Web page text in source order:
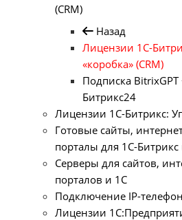
(CRM)
Назад
Лицензии 1С-
«коробка» (CRM)
Подписка
Битрикс24
Лицензии 1С-Битрикс:
Готовые сайты,
порталы для 1С-
Серверы для сайтов,
порталов и 1С
Подключение IP-
Лицензии